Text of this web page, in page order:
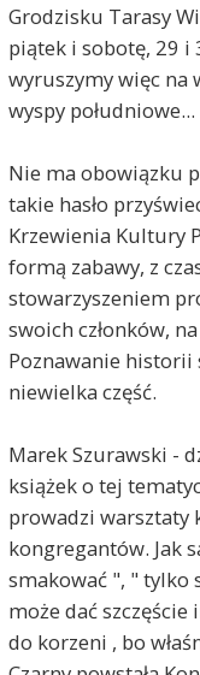
Grodzisku Tarasy
piątek i sobotę, 29 i
wyruszymy więc na
wyspy południowe...
Nie ma obowiązku
takie hasło
Krzewienia Kultury
formą zabawy, z
stowarzyszeniem
swoich członków,
Poznawanie
niewielka część.
Marek Szurawski -
książek o tej
prowadzi warsztaty
kongregantów. Jak
smakować ", " tylko
może dać
do korzeni , bo